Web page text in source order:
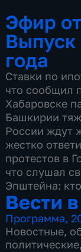
Эфир
Выпуск
года
Ставки по
что сообщил
Хабаровске
Башкирии
России ждут
жестко
протестов в
что слушал
Эпштейна:
Вести
Программа,
Новостные,
политические,